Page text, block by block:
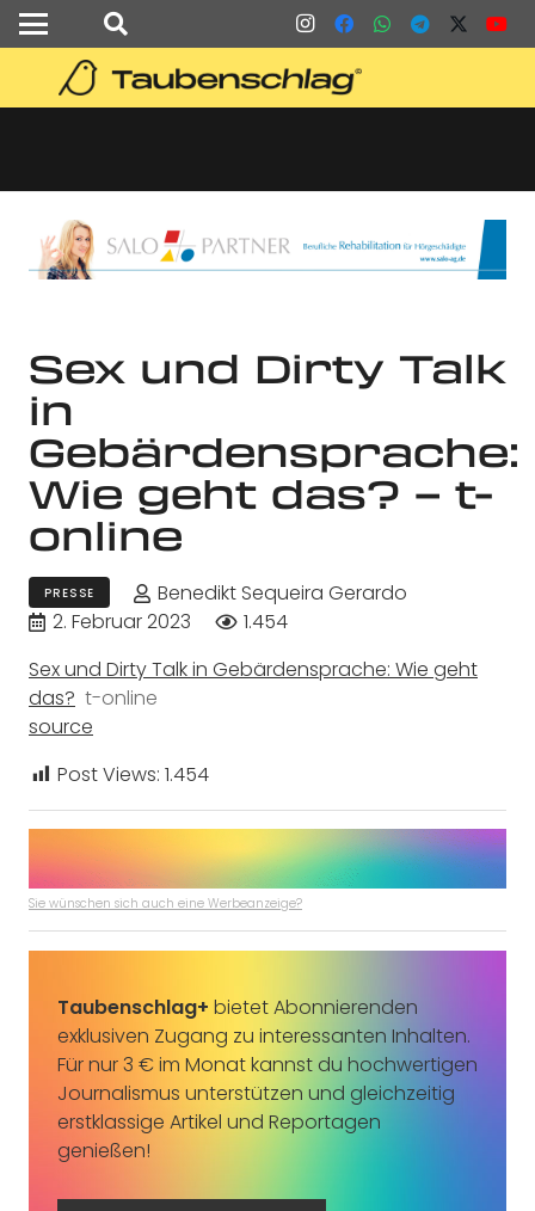
Sex und Dirty Talk
in
Gebärdensprache:
Wie geht das? – t-
online
PRESSE
Benedikt Sequeira Gerardo
2. Februar 2023
1.454
Sex und Dirty Talk in Gebärdensprache: Wie geht
das? t-online
source
Post Views: 1.454
Sie wünschen sich auch eine Werbeanzeige?
Taubenschlag+ bietet Abonnierenden
exklusiven Zugang zu interessanten Inhalten.
Für nur 3 € im Monat kannst du hochwertigen
Journalismus unterstützen und gleichzeitig
erstklassige Artikel und Reportagen
genießen!